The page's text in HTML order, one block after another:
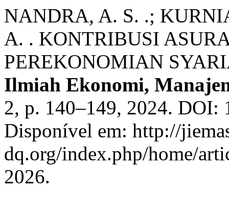
NANDRA, A. S. .;
A. . KONTRIBUSI
PEREKONOMIAN
Ilmiah Ekonomi,
2, p. 140–149, 2024. DOI:
Disponível em: http://
dq.org/index.php/home/
2026.